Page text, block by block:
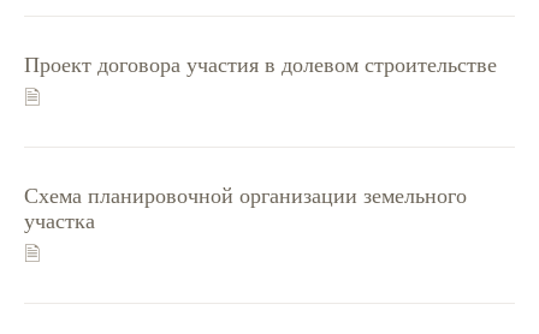
Проект договора участия в долевом строительстве
🗎
Схема планировочной организации земельного
участка
🗎